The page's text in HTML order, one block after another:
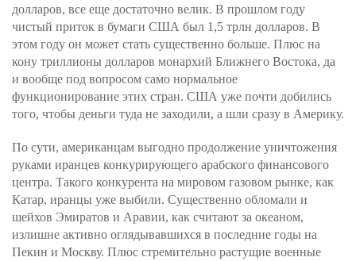
долларов, все еще достаточно велик. В прошлом году
чистый приток в бумаги США был 1,5 трлн долларов. В
этом году он может стать существенно больше. Плюс на
кону триллионы долларов монархий Ближнего Востока, да
и вообще под вопросом само нормальное
функционирование этих стран. США уже почти добились
того, чтобы деньги туда не заходили, а шли сразу в Америку.
По сути, американцам выгодно продолжение уничтожения
руками иранцев конкурирующего арабского финансового
центра. Такого конкурента на мировом газовом рынке, как
Катар, иранцы уже выбили. Существенно обломали и
шейхов Эмиратов и Аравии, как считают за океаном,
излишне активно оглядывавшихся в последние годы на
Пекин и Москву. Плюс стремительно растущие военные